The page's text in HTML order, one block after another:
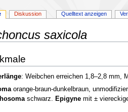
saxicola
: Weibchen erreichen 1,8–2,8 mm,
orange-braun-dunkelbraun,
schwarz. Epigynemit ±
Diskussion Quelltext anzeigen